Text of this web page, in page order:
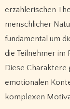
erzählerischen
menschlicher
fundamental um
die Teilnehmer im
Diese Charaktere
emotionalen
komplexen